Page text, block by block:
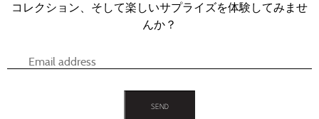
コレクション、そして楽しいサプライズを体験してみませ
んか？